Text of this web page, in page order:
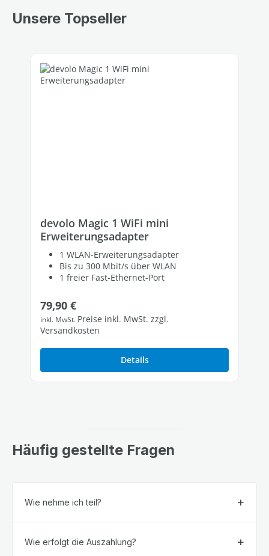
Unsere Topseller
Produktgalerie überspringen
devolo Magic 1 WiFi mini
Erweiterungsadapter
1 WLAN-Erweiterungsadapter
Bis zu 300 Mbit/s über WLAN
1 freier Fast-Ethernet-Port
Regulärer Preis:
79,90 €
inkl. MwSt. Preise inkl. MwSt. zzgl.
Versandkosten
Details
Häufig gestellte Fragen
Wie nehme ich teil?
Wie erfolgt die Auszahlung?